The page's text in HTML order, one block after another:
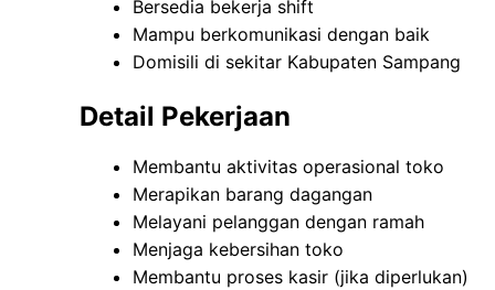
Bersedia bekerja shift
Mampu berkomunikasi dengan baik
Domisili di sekitar Kabupaten Sampang
Detail Pekerjaan
Membantu aktivitas operasional toko
Merapikan barang dagangan
Melayani pelanggan dengan ramah
Menjaga kebersihan toko
Membantu proses kasir (jika diperlukan)